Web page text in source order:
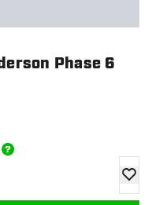
Phase 6
Zur